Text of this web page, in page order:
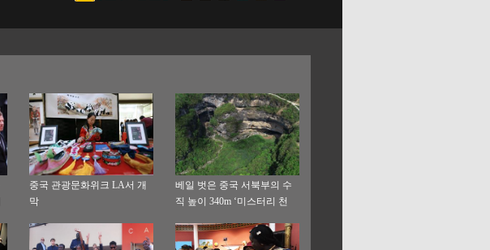
중국 관광문화위크 LA서 개
막
베일 벗은 중국 서북부의 수
직 높이 340m ‘미스터리 천